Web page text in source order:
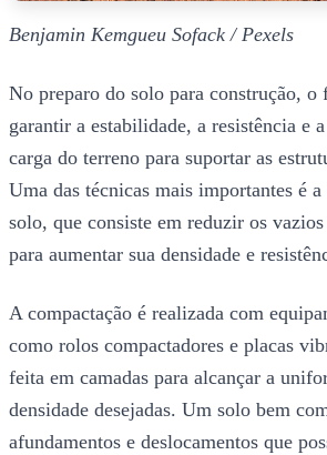
Benjamin Kemgueu Sofack / Pexels
No preparo do solo para construção,
garantir a estabilidade, a resistência e
carga do terreno para suportar as
Uma das técnicas mais importantes é
solo, que consiste em reduzir os
para aumentar sua densidade e
A compactação é realizada com
como rolos compactadores e placas
feita em camadas para alcançar a
densidade desejadas. Um solo bem
afundamentos e deslocamentos que